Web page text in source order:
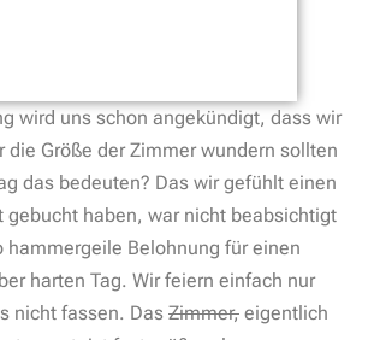
wird uns schon angekündigt, dass wir
die Größe der Zimmer wundern sollten
das bedeuten? Das wir gefühlt einen
gebucht haben, war nicht beabsichtigt
hammergeile Belohnung für einen
harten Tag. Wir feiern einfach nur
nicht fassen. Das Zimmer, eigentlich